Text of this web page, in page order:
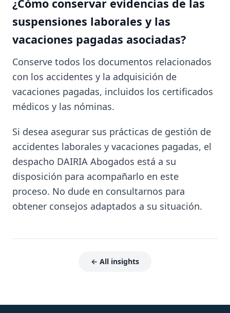
¿Cómo conservar evidencias de las
suspensiones laborales y las
vacaciones pagadas asociadas?
Conserve todos los documentos relacionados
con los accidentes y la adquisición de
vacaciones pagadas, incluidos los certificados
médicos y las nóminas.
Si desea asegurar sus prácticas de gestión de
accidentes laborales y vacaciones pagadas, el
despacho DAIRIA Abogados está a su
disposición para acompañarlo en este
proceso. No dude en consultarnos para
obtener consejos adaptados a su situación.
← All insights